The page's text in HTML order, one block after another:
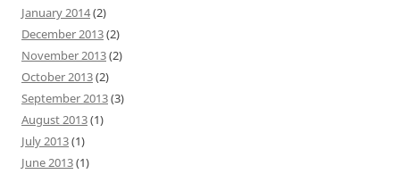
January 2014(2)
December 2013(2)
November 2013(2)
October 2013(2)
September 2013(3)
August 2013(1)
July 2013(1)
June 2013(1)